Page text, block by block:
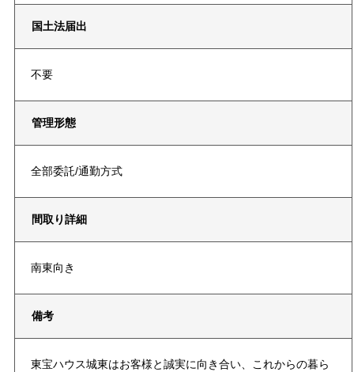
国土法届出
不要
管理形態
全部委託/通勤方式
間取り詳細
南東向き
備考
東宝ハウス城東はお客様と誠実に向き合い、これからの暮ら